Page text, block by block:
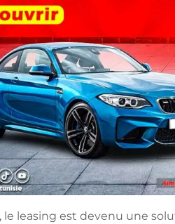
le leasing est devenu une